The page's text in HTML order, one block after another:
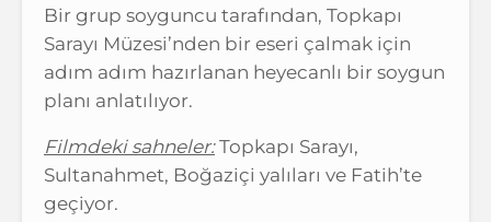
Bir grup soyguncu tarafından, Topkapı
Sarayı Müzesi’nden bir eseri çalmak için
adım adım hazırlanan heyecanlı bir soygun
planı anlatılıyor.
Filmdeki sahneler:Topkapı Sarayı,
Sultanahmet, Boğaziçi yalıları ve Fatih’te
geçiyor.